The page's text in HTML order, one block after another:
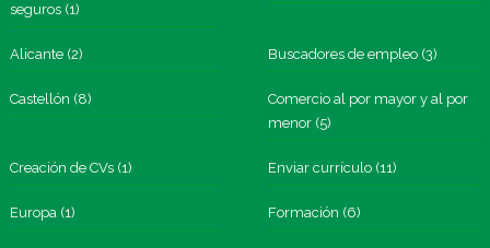
seguros(1)
Alicante(2) Buscadores de empleo (3)
Castellón (8)
Comercio al por mayor y al por
menor (5)
Creación de CVs(1) Enviar currículo (11)
Europa(1) Formación (6)